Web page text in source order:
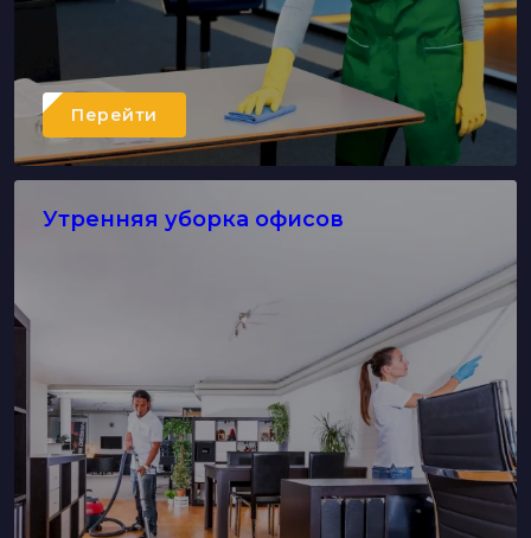
Перейти
Утренняя уборка офисов